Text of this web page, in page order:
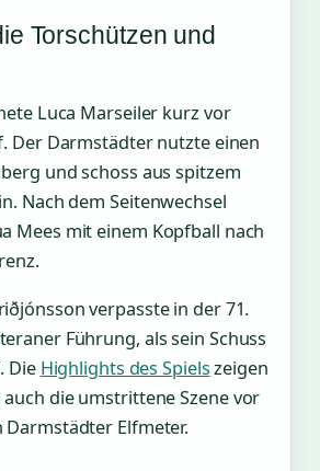
Torschützen und
Luca Marseiler kurz vor
Der Darmstädter nutzte einen
und schoss aus spitzem
Nach dem Seitenwechsel
Mees mit einem Kopfball nach
verpasste in der 71.
Führung, als sein Schuss
Die Highlights des Spielszeigen
die umstrittene Szene vor
Elfmeter.